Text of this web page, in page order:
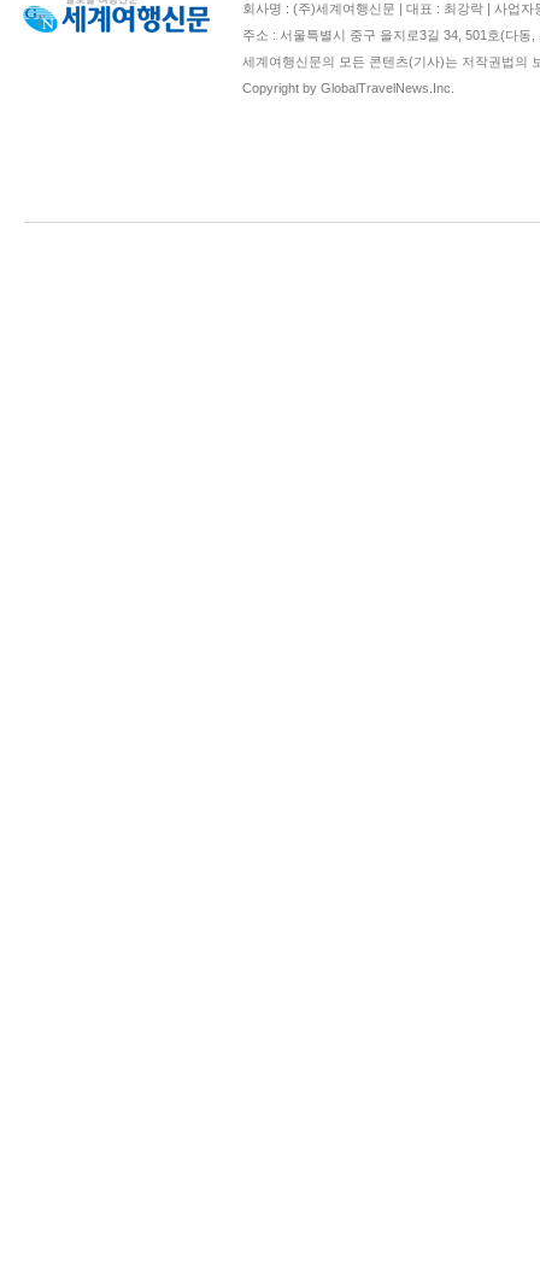
회사명 : (주)세계여행신문 | 대표 : 최강락 | 사업
주소 : 서울특별시 중구 을지로3길 34, 501호(다
세계여행신문의 모든 콘텐츠(기사)는 저작권법의
Copyright by GlobalTravelNews.Inc.